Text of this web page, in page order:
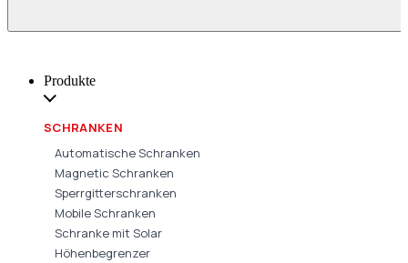
Produkte
SCHRANKEN
Automatische Schranken
Magnetic Schranken
Sperrgitterschranken
Mobile Schranken
Schranke mit Solar
Höhenbegrenzer